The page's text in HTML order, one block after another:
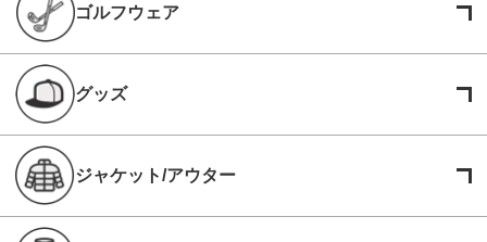
ゴルフウェア
グッズ
ジャケット/アウター